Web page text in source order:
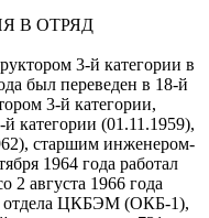
В ОТРЯД
3-й категории в
был переведен в 18-й
3-й категории,
категории (01.11.1959),
старшим инженером-
1964 года работал
2 августа 1966 года
отдела ЦКБЭМ (ОКБ-1),